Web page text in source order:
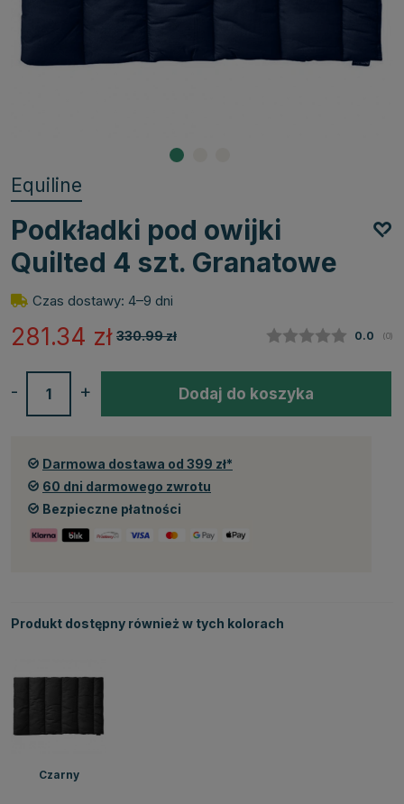
Equiline
Podkładki pod owijki
Quilted 4 szt. Granatowe
Czas dostawy: 4–9 dni
330.99zł
281.34 zł Średnia
0.0 (0)
+
- Dodaj do koszyka
Darmowa dostawa od 399 zł*
60 dni darmowego zwrotu
Bezpieczne płatności
Produkt dostępny również w tych kolorach
Czarny